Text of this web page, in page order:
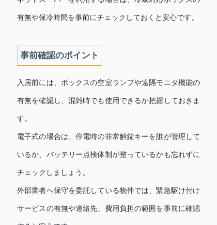
有無や保冷時間を事前にチェックしておくと安心です。
事前確認のポイント
入居前には、ボックスの空室ランプや遠隔モニタ機能の
有無を確認し、混雑時でも使用できるか把握しておきま
す。
電子式の場合は、停電時の非常解錠キーを誰が管理して
いるか、バッテリー点検体制が整っているかも忘れずに
チェックしましょう。
外部業者へ保守を委託している物件では、緊急駆け付け
サービスの有無や連絡先、費用負担の範囲を事前に確認